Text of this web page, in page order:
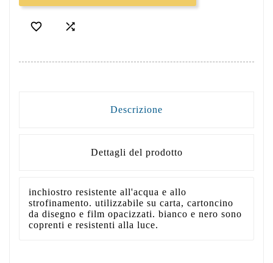
 
Descrizione
Dettagli del prodotto
inchiostro resistente all'acqua e allo
strofinamento. utilizzabile su carta, cartoncino
da disegno e film opacizzati. bianco e nero sono
coprenti e resistenti alla luce.